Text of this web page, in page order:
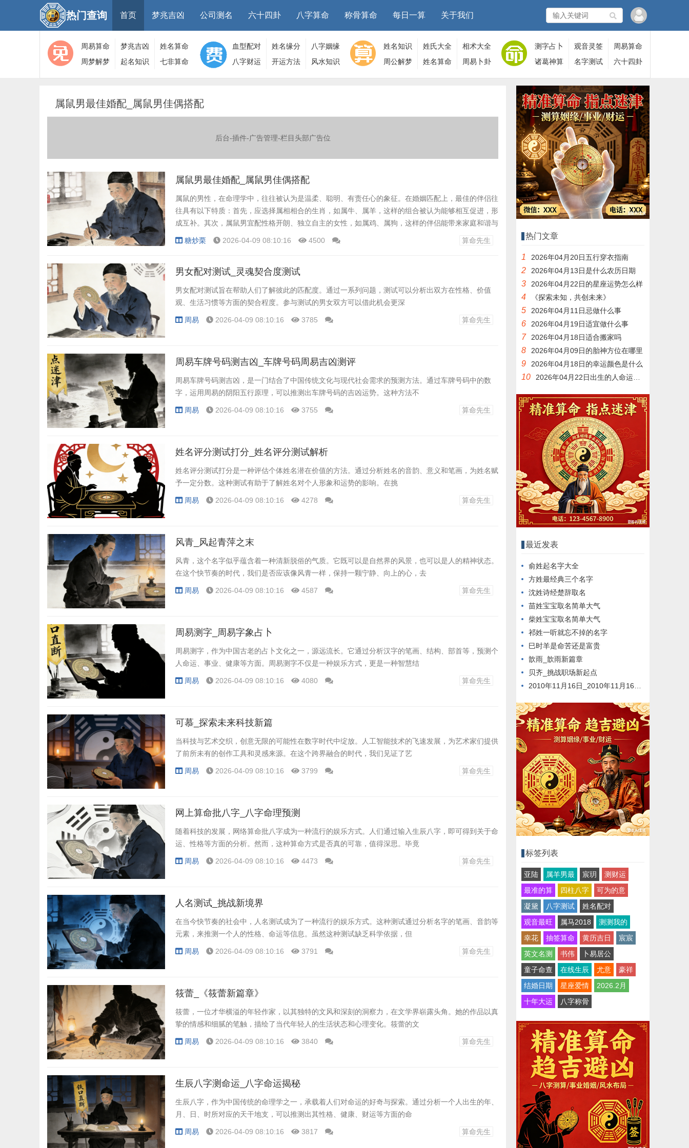
热门查询 首页 梦兆吉凶 公司测名 六十四卦 八字算命 称骨算命 每日一算 关于我们
周易算命 梦兆吉凶
姓名算命
周梦解梦
大全
起名知识
算命
七非算命
网
血型配对 姓名缘分
八字姻缘
八字财运
开运方法 风水知识
姓名知识 姓氏大全
相术大全
周公解梦
姓名算命 周易卜卦
测字占卜 观音灵签
周易算命
诸葛神算
名字测试 六十四卦
属鼠男最佳婚配_属鼠男佳偶搭配
后台-插件-广告管理-栏目头部广告位
属鼠男最佳婚配_属鼠男佳偶搭配
属鼠的男性，在命理学中，往往被认为是温柔、聪明、有责任心的象征。在婚姻匹配上，最佳的伴侣往
往具有以下特质：首先，应选择属相相合的生肖，如属牛、属羊，这样的组合被认为能够相互促进，形
成互补。其次，属鼠男宜配性格开朗、独立自主的女性，如属鸡、属狗，这样的伴侣能带来家庭和谐与
幸福。总之，属鼠男在婚姻生活中，需寻找理解自己、支持自己的伴侣，共同营造美好的家庭氛围。
糖炒栗 2026-04-09 08:10:16 4500 算命先生
男女配对测试_灵魂契合度测试
男女配对测试旨在帮助人们了解彼此的匹配度。通过一系列问题，测试可以分析出双方在性格、价值
观、生活习惯等方面的契合程度。参与测试的男女双方可以借此机会更深
周易 2026-04-09 08:10:16 3785 算命先生
周易车牌号码测吉凶_车牌号码周易吉凶测评
周易车牌号码测吉凶，是一门结合了中国传统文化与现代社会需求的预测方法。通过车牌号码中的数
字，运用周易的阴阳五行原理，可以推测出车牌号码的吉凶运势。这种方法不
周易 2026-04-09 08:10:16 3755 算命先生
姓名评分测试打分_姓名评分测试解析
姓名评分测试打分是一种评估个体姓名潜在价值的方法。通过分析姓名的音韵、意义和笔画，为姓名赋
予一定分数。这种测试有助于了解姓名对个人形象和运势的影响。在挑
周易 2026-04-09 08:10:16 4278 算命先生
风青_风起青萍之末
风青，这个名字似乎蕴含着一种清新脱俗的气质。它既可以是自然界的风景，也可以是人的精神状态。
在这个快节奏的时代，我们是否应该像风青一样，保持一颗宁静、向上的心，去
周易 2026-04-09 08:10:16 4587 算命先生
周易测字_周易字象占卜
周易测字，作为中国古老的占卜文化之一，源远流长。它通过分析汉字的笔画、结构、部首等，预测个
人命运、事业、健康等方面。周易测字不仅是一种娱乐方式，更是一种智慧结
周易 2026-04-09 08:10:16 4080 算命先生
可慕_探索未来科技新篇
当科技与艺术交织，创意无限的可能性在数字时代中绽放。人工智能技术的飞速发展，为艺术家们提供
了前所未有的创作工具和灵感来源。在这个跨界融合的时代，我们见证了艺
周易 2026-04-09 08:10:16 3799 算命先生
网上算命批八字_八字命理预测
随着科技的发展，网络算命批八字成为一种流行的娱乐方式。人们通过输入生辰八字，即可得到关于命
运、性格等方面的分析。然而，这种算命方式是否真的可靠，值得深思。毕竟
周易 2026-04-09 08:10:16 4473 算命先生
人名测试_挑战新境界
在当今快节奏的社会中，人名测试成为了一种流行的娱乐方式。这种测试通过分析名字的笔画、音韵等
元素，来推测一个人的性格、命运等信息。虽然这种测试缺乏科学依据，但
周易 2026-04-09 08:10:16 3791 算命先生
筱蕾_《筱蕾新篇章》
筱蕾，一位才华横溢的年轻作家，以其独特的文风和深刻的洞察力，在文学界崭露头角。她的作品以真
挚的情感和细腻的笔触，描绘了当代年轻人的生活状态和心理变化。筱蕾的文
周易 2026-04-09 08:10:16 3840 算命先生
生辰八字测命运_八字命运揭秘
生辰八字，作为中国传统的命理学之一，承载着人们对命运的好奇与探索。通过分析一个人出生的年、
月、日、时所对应的天干地支，可以推测出其性格、健康、财运等方面的命
周易 2026-04-09 08:10:16 3817 算命先生
热门文章
1 2026年04月20日五行穿衣指南
2 2026年04月13日是什么农历日期
3 2026年04月22日的星座运势怎么样
4 《探索未知，共创未来》
5 2026年04月11日忌做什么事
6 2026年04月19日适宜做什么事
7 2026年04月18日适合搬家吗
8 2026年04月09日的胎神方位在哪里
9 2026年04月18日的幸运颜色是什么
10 2026年04月22日出生的人命运如何
最近发表
俞姓起名字大全
方姓最经典三个名字
沈姓诗经楚辞取名
苗姓宝宝取名简单大气
柴姓宝宝取名简单大气
祁姓一听就忘不掉的名字
巳时羊是命苦还是富贵
歆雨_歆雨新篇章
贝齐_挑战职场新起点
2010年11月16日_2010年11月16日新闻回顾
标签列表
亚陆 属羊男最 宸玥
测财运
最准的算
四柱八字
可为的意
凝黛
八字测试
姓名配对
观音最旺
属马2018
测测我的
幸花
抽签算命 黄历吉日
宸宸
英文名测
书伟
卜易居公
童子命查
在线生辰 尤意
豪祥
结婚日期
星座爱情
2026.2月
十年大运
八字称骨